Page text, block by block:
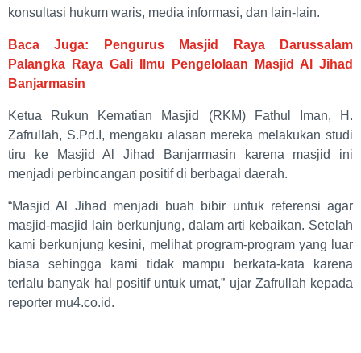
konsultasi hukum waris, media informasi, dan lain-lain.
Baca Juga: Pengurus Masjid Raya Darussalam
Palangka Raya Gali Ilmu Pengelolaan Masjid Al Jihad
Banjarmasin
Ketua Rukun Kematian Masjid (RKM) Fathul Iman, H.
Zafrullah, S.Pd.I, mengaku alasan mereka melakukan studi
tiru ke Masjid Al Jihad Banjarmasin karena masjid ini
menjadi perbincangan positif di berbagai daerah.
“Masjid Al Jihad menjadi buah bibir untuk referensi agar
masjid-masjid lain berkunjung, dalam arti kebaikan. Setelah
kami berkunjung kesini, melihat program-program yang luar
biasa sehingga kami tidak mampu berkata-kata karena
terlalu banyak hal positif untuk umat,” ujar Zafrullah kepada
reporter mu4.co.id.